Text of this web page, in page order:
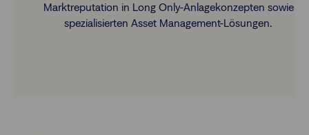
Marktreputation in Long Only-Anlagekonzepten sowie
spezialisierten Asset Management-Lösungen.